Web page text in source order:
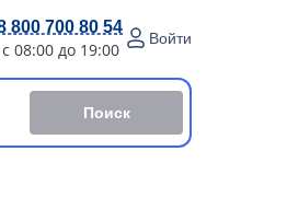
800 700 80 54
с 08:00 до 19:00
Войти
Поиск